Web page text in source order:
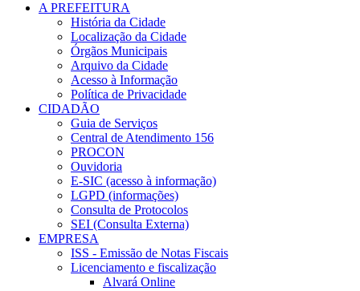
A PREFEITURA
História da Cidade
Localização da Cidade
Órgãos Municipais
Arquivo da Cidade
Acesso à Informação
Política de Privacidade
CIDADÃO
Guia de Serviços
Central de Atendimento 156
PROCON
Ouvidoria
E-SIC (acesso à informação)
LGPD (informações)
Consulta de Protocolos
SEI (Consulta Externa)
EMPRESA
ISS - Emissão de Notas Fiscais
Licenciamento e fiscalização
Alvará Online